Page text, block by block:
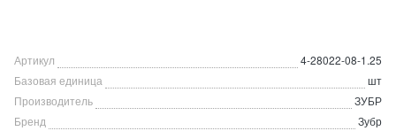
Артикул
4-28022-08-1.25
Базовая единица
шт
Производитель
ЗУБР
Бренд
Зубр